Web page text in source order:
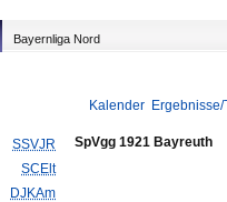
Bayernliga Nord
Kalender
SSVJR
SCElt
DJKAm
SpVgg 1921 Bayreuth